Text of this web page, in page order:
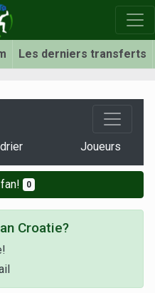
Les derniers transferts
Joueurs
fan! 0
Croatie?